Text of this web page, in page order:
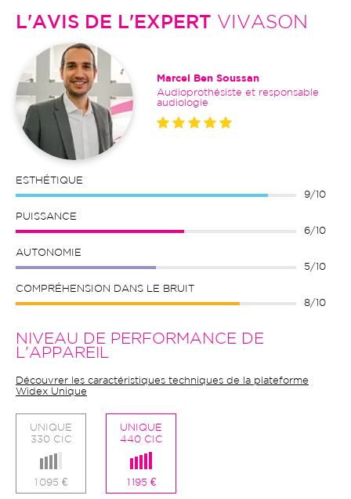
L'AVIS DE L'EXPERT VIVASON
Marcel Ben Soussan
Audioprothésiste et responsable
audiologie
ESTHÉTIQUE
9/10
PUISSANCE
6/10
AUTONOMIE
5/10
COMPRÉHENSION DANS LE BRUIT
8/10
NIVEAU DE PERFORMANCE DE
L'APPAREIL
Découvrer les caractéristiques techniques de la plateforme
Widex Unique
UNIQUE
330 CIC
1 095 €
UNIQUE
440 CIC
1 195 €